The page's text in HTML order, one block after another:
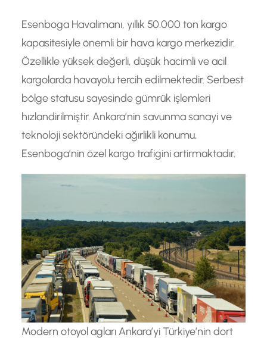
Esenboga Havalimanı, yıllık 50.000 ton kargo
kapasitesiyle önemli bir hava kargo merkezidir.
Özellikle yüksek değerli, düşük hacimli ve acil
kargolarda havayolu tercih edilmektedir. Serbest
bölge statusu sayesinde gümrük işlemleri
hızlandirilmiştir. Ankara’nin savunma sanayi ve
teknoloji sektöründeki ağırlikli konumu,
Esenboga’nin özel kargo trafigini artirmaktadır.
Modern otoyol agları Ankara’yi Türkiye’nin dort